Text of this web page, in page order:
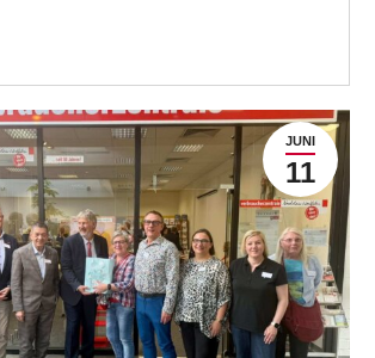
JUNI
11